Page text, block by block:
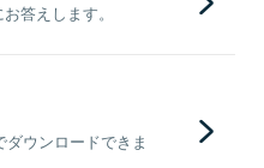
答えします。
ウンロードできま